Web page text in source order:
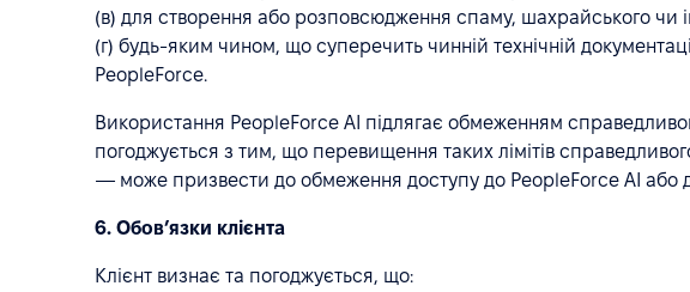
(в) для створення або розповсюдження спаму, шахрайського чи
(г) будь-яким чином, що суперечить чинній технічній
PeopleForce.
Використання PeopleForce AI підлягає обмеженням
погоджується з тим, що перевищення таких лімітів
— може призвести до обмеження доступу до PeopleForce AI або
6. Обов’язки клієнта
Клієнт визнає та погоджується, що: